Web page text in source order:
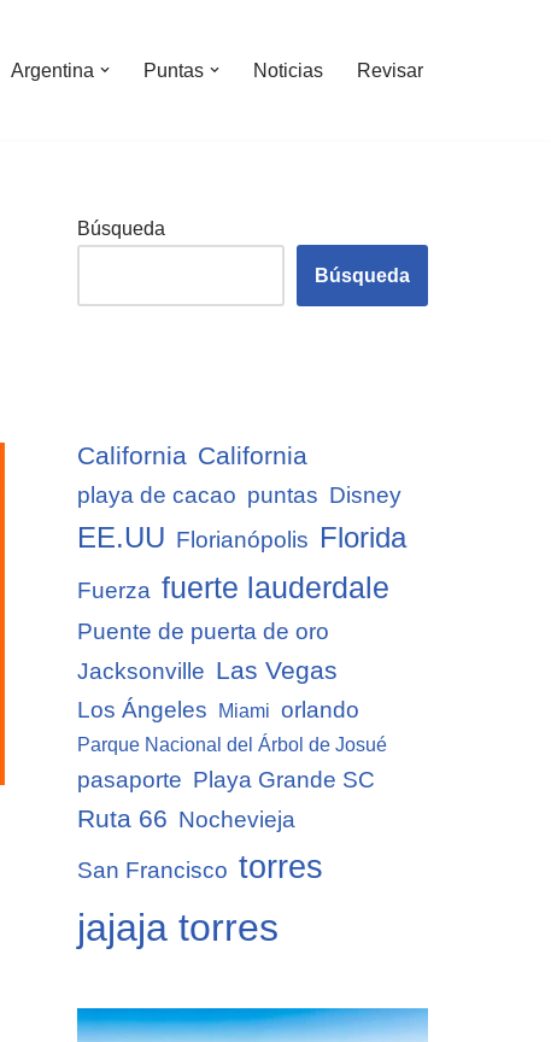
Argentina Puntas Noticias Revisar
Búsqueda
Búsqueda
California California
playa de cacao puntas Disney
EE.UU Florianópolis Florida
Fuerza fuerte lauderdale
Puente de puerta de oro
Jacksonville Las Vegas
Los Ángeles Miami orlando
Parque Nacional del Árbol de Josué
pasaporte Playa Grande SC
Ruta 66 Nochevieja
San Francisco torres
jajaja torres